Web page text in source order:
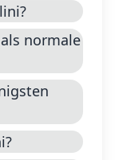
normale